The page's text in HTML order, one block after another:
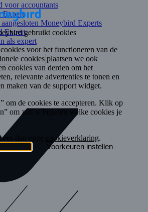
voor accountants
Expert
Moneybird Experts
Expert
als expert